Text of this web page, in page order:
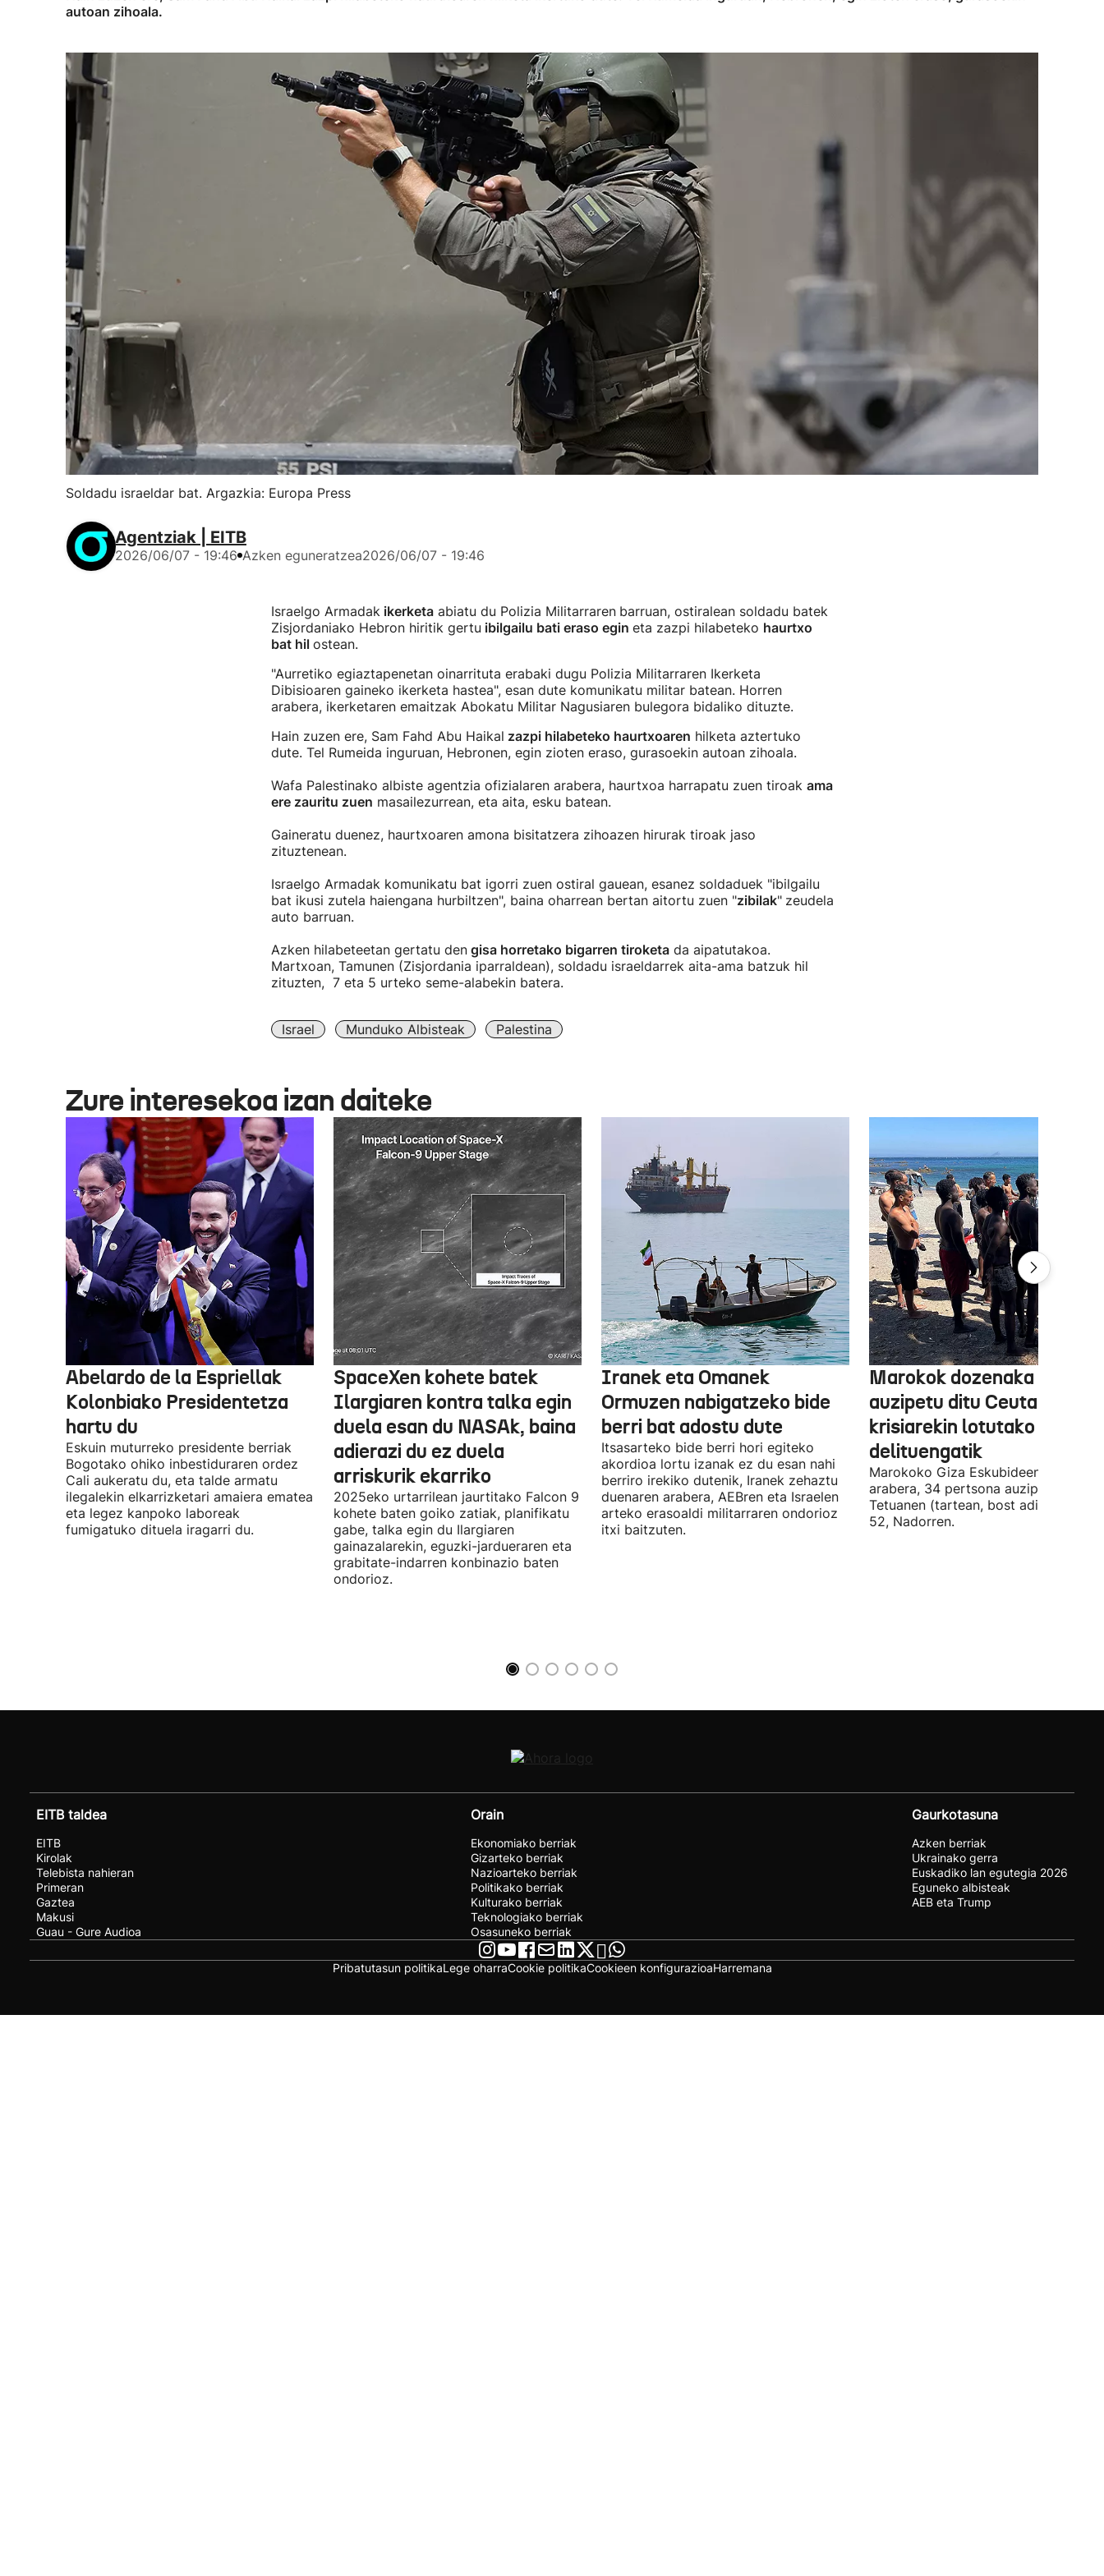
autoan zihoala.
Soldadu israeldar bat. Argazkia: Europa Press
Agentziak | EITB
2026/06/07 - 19:46 Azken eguneratzea2026/06/07 - 19:46
Israelgo Armadakikerketaabiatu du Polizia Militarraren barruan, ostiralean soldadu batek
Zisjordaniako Hebron hiritik gertu ibilgailu bati eraso egin eta zazpi hilabeteko haurtxo
bat hil ostean.
"Aurretiko egiaztapenetan oinarrituta erabaki dugu Polizia Militarraren Ikerketa
Dibisioaren gaineko ikerketa hastea", esan dute komunikatu militar batean. Horren
arabera, ikerketaren emaitzak Abokatu Militar Nagusiaren bulegora bidaliko dituzte.
Hain zuzen ere, Sam Fahd Abu Haikal zazpi hilabeteko haurtxoaren hilketa aztertuko
dute. Tel Rumeida inguruan, Hebronen, egin zioten eraso, gurasoekin autoan zihoala.
Wafa Palestinako albiste agentzia ofizialaren arabera, haurtxoa harrapatu zuen tiroak ama
ere zauritu zuen masailezurrean, eta aita, esku batean.
Gaineratu duenez, haurtxoaren amona bisitatzera zihoazen hirurak tiroak jaso
zituztenean.
Israelgo Armadak komunikatu bat igorri zuen ostiral gauean, esanez soldaduek "ibilgailu
bat ikusi zutela haiengana hurbiltzen", baina oharrean bertan aitortu zuen "zibilak" zeudela
auto barruan.
Azken hilabeteetan gertatu dengisa horretako bigarren tiroketada aipatutakoa.
Martxoan, Tamunen (Zisjordania iparraldean), soldadu israeldarrek aita-ama batzuk hil
zituzten, 7 eta 5 urteko seme-alabekin batera.
Israel Munduko Albisteak Palestina
Zure interesekoa izan daiteke
Abelardo de la Espriellak
Kolonbiako Presidentetza
hartu du
Eskuin muturreko presidente berriak
Bogotako ohiko inbestiduraren ordez
Cali aukeratu du, eta talde armatu
ilegalekin elkarrizketari amaiera ematea
eta legez kanpoko laboreak
fumigatuko dituela iragarri du.
SpaceXen kohete batek
Ilargiaren kontra talka egin
duela esan du NASAk, baina
adierazi du ez duela
arriskurik ekarriko
2025eko urtarrilean jaurtitako Falcon 9
kohete baten goiko zatiak, planifikatu
gabe, talka egin du Ilargiaren
gainazalarekin, eguzki-jardueraren eta
grabitate-indarren konbinazio baten
ondorioz.
Iranek eta Omanek
Ormuzen nabigatzeko bide
berri bat adostu dute
Itsasarteko bide berri hori egiteko
akordioa lortu izanak ez du esan nahi
berriro irekiko dutenik, Iranek zehaztu
duenaren arabera, AEBren eta Israelen
arteko erasoaldi militarraren ondorioz
itxi baitzuten.
Marokok dozenaka
auzipetu ditu Ceutako
krisiarekin lotutako
delituengatik
Marokoko Giza Eskubideen
arabera, 34 pertsona auzipetu
Tetuanen (tartean, bost adingabe)
52, Nadorren.
EITB taldea
EITB
Kirolak
Telebista nahieran
Primeran
Gaztea
Makusi
Guau - Gure Audioa
Orain
Ekonomiako berriak
Gizarteko berriak
Nazioarteko berriak
Politikako berriak
Kulturako berriak
Teknologiako berriak
Osasuneko berriak
Gaurkotasuna
Azken berriak
Ukrainako gerra
Euskadiko lan egutegia 2026
Eguneko albisteak
AEB eta Trump
Pribatutasun politikaLege oharraCookie politikaCookieen konfigurazioaHarremana